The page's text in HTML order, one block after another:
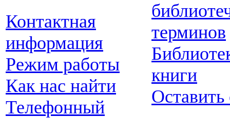
Контактная
информация
Режим работы
Как нас найти
Телефонный
терминов
книги
Оставить